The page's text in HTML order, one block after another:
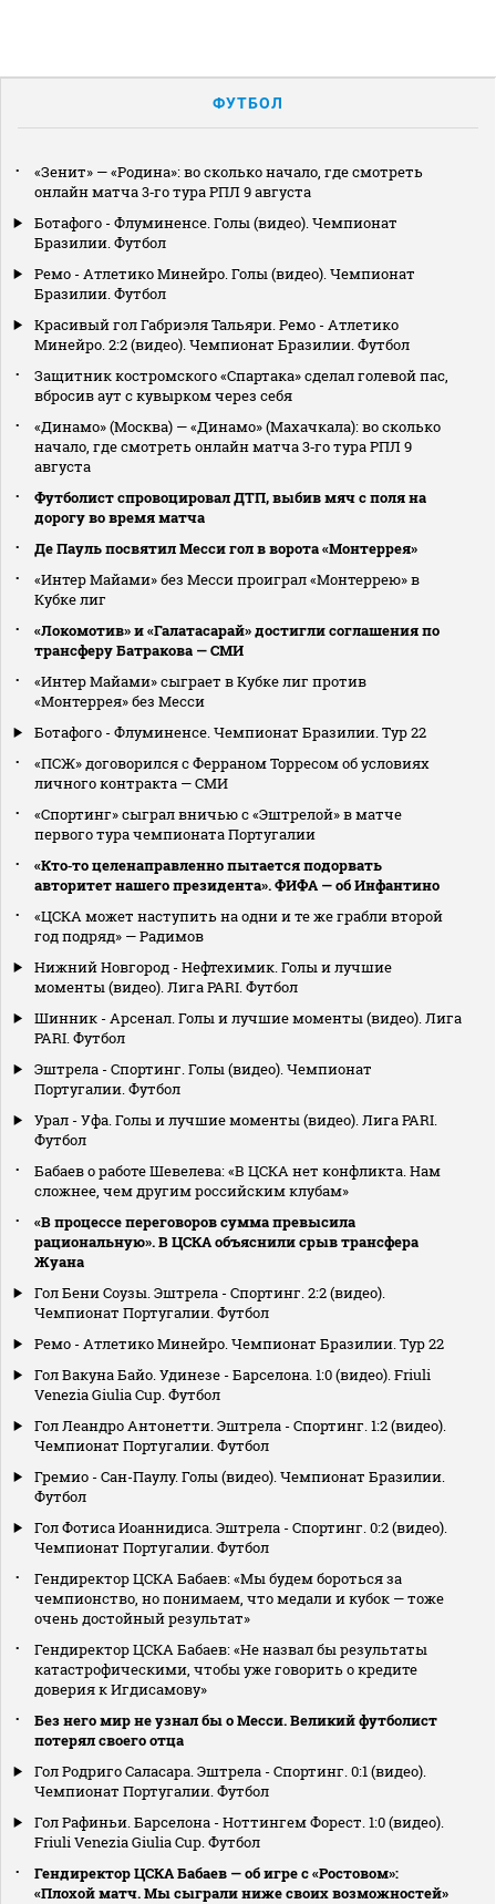
ФУТБОЛ
«Зенит» — «Родина»: во сколько начало, где смотреть
онлайн матча 3‑го тура РПЛ 9 августа
Ботафого - Флуминенсе. Голы (видео). Чемпионат
Бразилии. Футбол
Ремо - Атлетико Минейро. Голы (видео). Чемпионат
Бразилии. Футбол
Красивый гол Габриэля Тальяри. Ремо - Атлетико
Минейро. 2:2 (видео). Чемпионат Бразилии. Футбол
Защитник костромского «Спартака» сделал голевой пас,
вбросив аут с кувырком через себя
«Динамо» (Москва) — «Динамо» (Махачкала): во сколько
начало, где смотреть онлайн матча 3‑го тура РПЛ 9
августа
Футболист спровоцировал ДТП, выбив мяч с поля на
дорогу во время матча
Де Пауль посвятил Месси гол в ворота «Монтеррея»
«Интер Майами» без Месси проиграл «Монтеррею» в
Кубке лиг
«Локомотив» и «Галатасарай» достигли соглашения по
трансферу Батракова — СМИ
«Интер Майами» сыграет в Кубке лиг против
«Монтеррея» без Месси
Ботафого - Флуминенсе. Чемпионат Бразилии. Тур 22
«ПСЖ» договорился с Ферраном Торресом об условиях
личного контракта — СМИ
«Спортинг» сыграл вничью с «Эштрелой» в матче
первого тура чемпионата Португалии
«Кто‑то целенаправленно пытается подорвать
авторитет нашего президента». ФИФА — об Инфантино
«ЦСКА может наступить на одни и те же грабли второй
год подряд» — Радимов
Нижний Новгород - Нефтехимик. Голы и лучшие
моменты (видео). Лига PARI. Футбол
Шинник - Арсенал. Голы и лучшие моменты (видео). Лига
PARI. Футбол
Эштрела - Спортинг. Голы (видео). Чемпионат
Португалии. Футбол
Урал - Уфа. Голы и лучшие моменты (видео). Лига PARI.
Футбол
Бабаев о работе Шевелева: «В ЦСКА нет конфликта. Нам
сложнее, чем другим российским клубам»
«В процессе переговоров сумма превысила
рациональную». В ЦСКА объяснили срыв трансфера
Жуана
Гол Бени Соузы. Эштрела - Спортинг. 2:2 (видео).
Чемпионат Португалии. Футбол
Ремо - Атлетико Минейро. Чемпионат Бразилии. Тур 22
Гол Вакуна Байо. Удинезе - Барселона. 1:0 (видео). Friuli
Venezia Giulia Cup. Футбол
Гол Леандро Антонетти. Эштрела - Спортинг. 1:2 (видео).
Чемпионат Португалии. Футбол
Гремио - Сан-Паулу. Голы (видео). Чемпионат Бразилии.
Футбол
Гол Фотиса Иоаннидиса. Эштрела - Спортинг. 0:2 (видео).
Чемпионат Португалии. Футбол
Гендиректор ЦСКА Бабаев: «Мы будем бороться за
чемпионство, но понимаем, что медали и кубок — тоже
очень достойный результат»
Гендиректор ЦСКА Бабаев: «Не назвал бы результаты
катастрофическими, чтобы уже говорить о кредите
доверия к Игдисамову»
Без него мир не узнал бы о Месси. Великий футболист
потерял своего отца
Гол Родриго Саласара. Эштрела - Спортинг. 0:1 (видео).
Чемпионат Португалии. Футбол
Гол Рафиньи. Барселона - Ноттингем Форест. 1:0 (видео).
Friuli Venezia Giulia Cup. Футбол
Гендиректор ЦСКА Бабаев — об игре с «Ростовом»:
«Плохой матч. Мы сыграли ниже своих возможностей»